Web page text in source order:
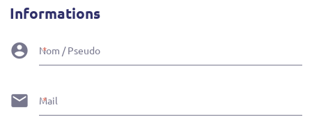
Informations
Nom / Pseudo
Mail